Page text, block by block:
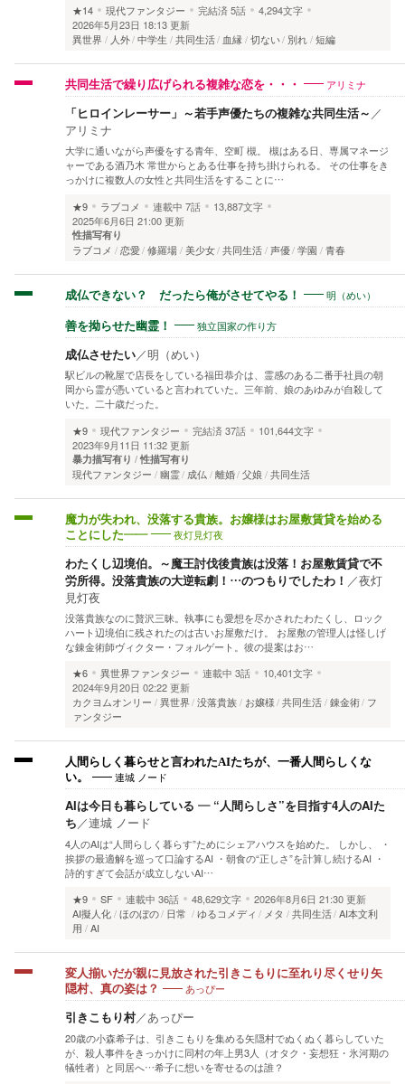
★14 現代ファンタジー 完結済5話
4,294文字
2026年5月23日 18:13 更新
異世界
人外 中学生 共同生活 血縁 切ない 別れ 短編
共同生活で繰り広げられる複雑な恋を・・・ アリミナ
「ヒロインレーサー」～若手声優たちの複雑な共同生活～ ／
アリミナ
大学に通いながら声優をする青年、空町 槻。 槻はある日、専属マネージ
ャーである酒乃木 常世からとある仕事を持ち掛けられる。 その仕事をき
っかけに複数人の女性と共同生活をすることに…
★9
ラブコメ 連載中 7話
13,887文字
2025年6月6日 21:00 更新
性描写有り
ラブコメ 恋愛 修羅場 美少女 共同生活 声優 学園 青春
成仏できない？ だったら俺がさせてやる！ 明（めい）
善を拗らせた幽霊！ 独立国家の作り方
成仏させたい／明（めい）
駅ビルの靴屋で店長をしている福田恭介は、霊感のある二番手社員の朝
岡から霊が憑いていると言われていた。三年前、娘のあゆみが自殺して
いた。二十歳だった。
★9
現代ファンタジー 完結済37話
101,644文字
2023年9月11日 11:32 更新
暴力描写有り 性描写有り
現代ファンタジー 幽霊 成仏 離婚 父娘 共同生活
魔力が失われ、没落する貴族。お嬢様はお屋敷賃貸を始める
ことにした――
夜灯見灯夜
わたくし辺境伯。～魔王討伐後貴族は没落！お屋敷賃貸で不
労所得。没落貴族の大逆転劇！…のつもりでしたわ！ ／夜灯
見灯夜
没落貴族なのに贅沢三昧。執事にも愛想を尽かされたわたくし、ロック
ハート辺境伯に残されたのは古いお屋敷だけ。 お屋敷の管理人は怪しげ
な錬金術師ヴィクター・フォルゲート。彼の提案はお…
★6
異世界ファンタジー 連載中 3話
10,401文字
2024年9月20日 02:22 更新
カクヨムオンリー
異世界 没落貴族 お嬢様 共同生活 錬金術 フ
ァンタジー
人間らしく暮らせと言われたAIたちが、一番人間らしくな
い。
連城 ノード
AIは今日も暮らしている ― “人間らしさ”を目指す4人のAIた
ち／連城 ノード
4人のAIは“人間らしく暮らす”ためにシェアハウスを始めた。 しかし、 ・
挨拶の最適解を巡って口論するAI ・朝食の“正しさ”を計算し続けるAI ・
詩的すぎて会話が成立しないAI…
★9
SF 連載中 36話 48,629文字
2026年8月6日 21:30 更新
AI擬人化 ほのぼの 日常 ゆるコメディ メタ 共同生活 AI本文利
用
AI
変人揃いだが親に見放された引きこもりに至れり尽くせり矢
隠村、真の姿は？
あっぴー
引きこもり村／あっぴー
20歳の小森希子は、引きこもりを集める矢隠村でぬくぬく暮らしていた
が、殺人事件をきっかけに同村の年上男3人（オタク・妄想狂・氷河期の
犠牲者）と同居へ…希子に想いを寄せるのは誰？